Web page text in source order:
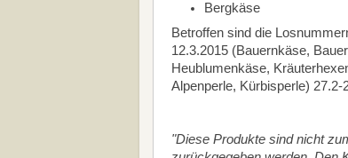
Bergkäse
Betroffen sind die
12.3.2015 (Bauernkäse,
Heublumenkäse,
Alpenperle, Kürbisperle) 27.2-
"Diese Produkte sind nicht